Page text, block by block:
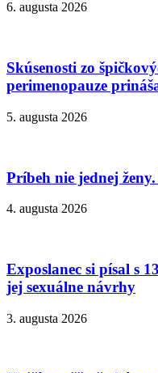
6. augusta 2026
Skúsenosti zo
perimenopauze
5. augusta 2026
Príbeh nie jednej
4. augusta 2026
Exposlanec si písal s
jej sexuálne návrhy
3. augusta 2026